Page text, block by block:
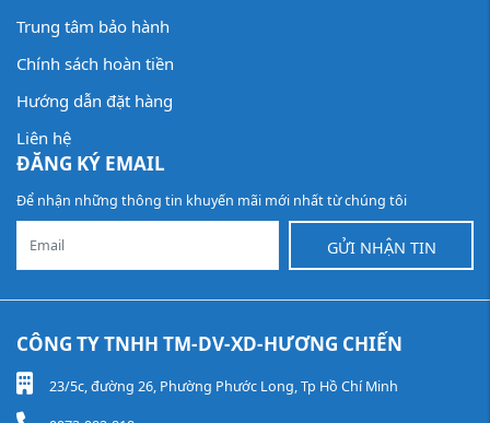
Trung tâm bảo hành
Chính sách hoàn tiền
Hướng dẫn đặt hàng
Liên hệ
ĐĂNG KÝ EMAIL
Để nhận những thông tin khuyến mãi mới nhất từ chúng tôi
GỬI NHẬN TIN
CÔNG TY TNHH TM-DV-XD-HƯƠNG CHIẾN
23/5c, đường 26, Phường Phước Long, Tp Hồ Chí Minh